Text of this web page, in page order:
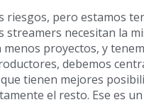
riesgos, pero estamos
streamers necesitan la
proyectos, y
debemos
tienen mejores
el resto. Ese es un